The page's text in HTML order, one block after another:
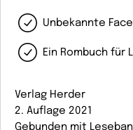
Unbekannte
Ein Rombuch für
Verlag Herder
2. Auflage 2021
Gebunden mit